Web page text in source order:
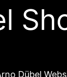
Dübel